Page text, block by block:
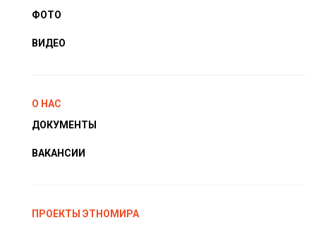
ФОТО
ВИДЕО
О НАС
ДОКУМЕНТЫ
ВАКАНСИИ
ПРОЕКТЫ ЭТНОМИРА